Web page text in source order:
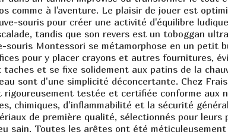
comme à l'aventure. Le plaisir de jouer est
souris pour créer une activité d'équilibre
tandis que son revers est un toboggan
souris Montessori se métamorphose en un petit
pour y placer crayons et autres fournitures,
et se fixe solidement aux patins de la
sont d'une simplicité déconcertante. Chez
testée et certifiée conforme aux
chimiques, d'inflammabilité et la sécurité
de première qualité, sélectionnés pour
sain. Toutes les arêtes ont été